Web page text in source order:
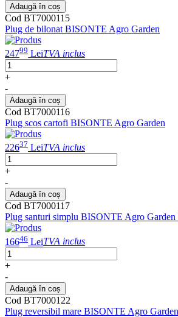
Adaugă în coș
Cod BT7000115
Plug de bilonat BISONTE Agro Garden
24799 LeiTVA inclus
+
-
Adaugă în coș
Cod BT7000116
Plug scos cartofi BISONTE Agro Garden
22637 LeiTVA inclus
+
-
Adaugă în coș
Cod BT7000117
Plug santuri simplu BISONTE Agro
16646 LeiTVA inclus
+
-
Adaugă în coș
Cod BT7000122
Plug reversibil mare BISONTE Agro Garden